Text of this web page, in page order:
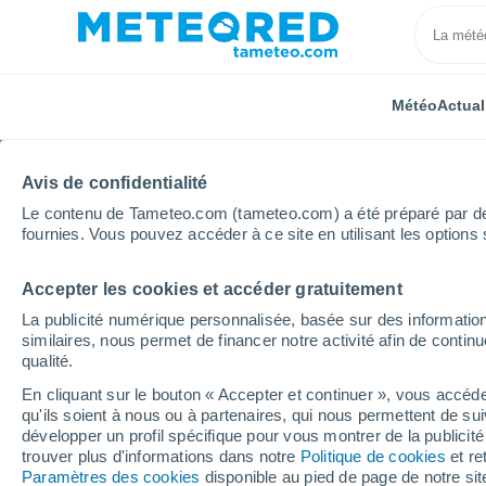
Avis de confidentialité
Le contenu de Tameteo.com (tameteo.com) a été préparé par
fournies. Vous pouvez accéder à ce site en utilisant les options
Accepter les cookies et accéder gratuitement
La publicité numérique personnalisée, basée sur des
similaires, nous permet de financer notre activité afin de
qualité.
En cliquant sur le bouton « Accepter et continuer », vous
qu'ils soient à nous ou à partenaires, qui nous permettent de
développer un profil spécifique pour vous montrer de la
trouver plus d'informations dans notre Politique de cookies et
Paramètres des cookies disponible au pied de page de notre
Météo
Accueil Suisse Tessin Monte Carasso
Météo Monte Carasso
02:40 Samedi
Éclaircies